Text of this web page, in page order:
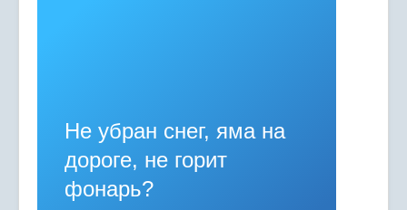
Расписание занятий
Политика персональных данных
Персонифицированное дополнительное
Не убран снег, яма на
дороге, не горит
фонарь?